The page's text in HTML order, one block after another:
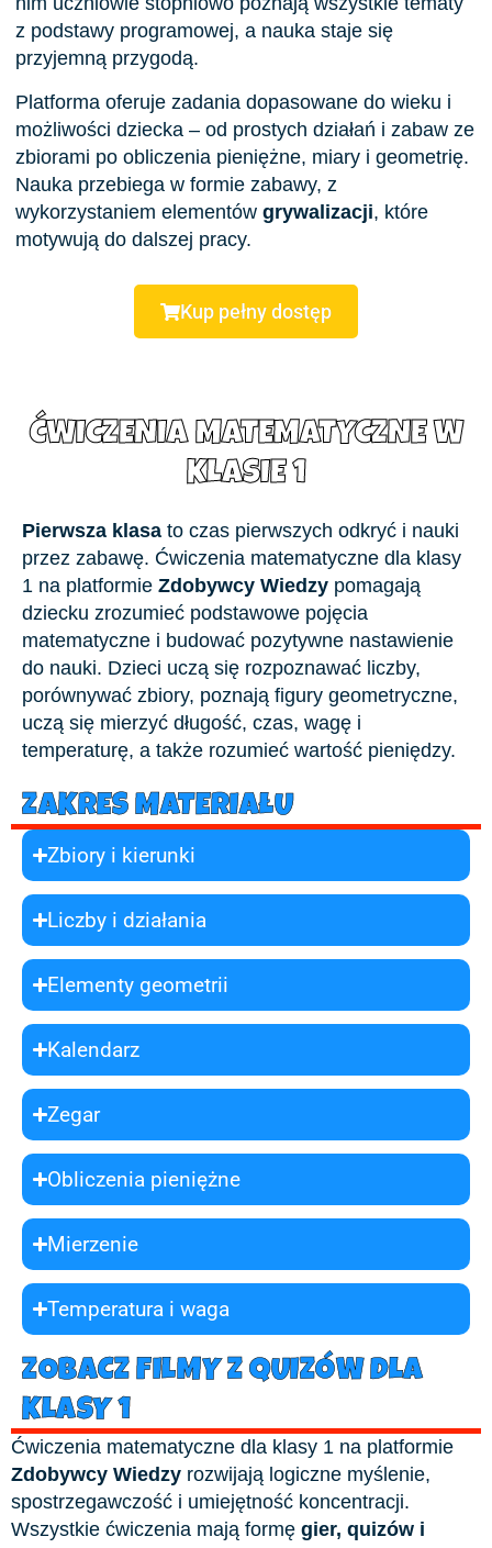
z podstawy programowej, a nauka staje się
przyjemną przygodą.
Platforma oferuje zadania dopasowane do wieku i
możliwości dziecka – od prostych działań i zabaw ze
zbiorami po obliczenia pieniężne, miary i geometrię.
Nauka przebiega w formie zabawy, z
wykorzystaniem elementówgrywalizacji, które
motywują do dalszej pracy.
Kup pełny dostęp
ĆWICZENIA MATEMATYCZNE W
KLASIE 1
Pierwsza klasa to czas pierwszych odkryć i nauki
przez zabawę. Ćwiczenia matematyczne dla klasy
1 na platformie Zdobywcy Wiedzy pomagają
dziecku zrozumieć podstawowe pojęcia
matematyczne i budować pozytywne nastawienie
do nauki. Dzieci uczą się rozpoznawać liczby,
porównywać zbiory, poznają figury geometryczne,
uczą się mierzyć długość, czas, wagę i
temperaturę, a także rozumieć wartość pieniędzy.
ZAKRES MATERIAŁU
Zbiory i kierunki
Liczby i działania
Elementy geometrii
Kalendarz
Zegar
Obliczenia pieniężne
Mierzenie
Temperatura i waga
ZOBACZ FILMY Z QUIZÓW DLA
KLASY 1
Ćwiczenia matematyczne dla klasy 1 na platformie
Zdobywcy Wiedzy rozwijają logiczne myślenie,
spostrzegawczość i umiejętność koncentracji.
Wszystkie ćwiczenia mają formę gier, quizów i